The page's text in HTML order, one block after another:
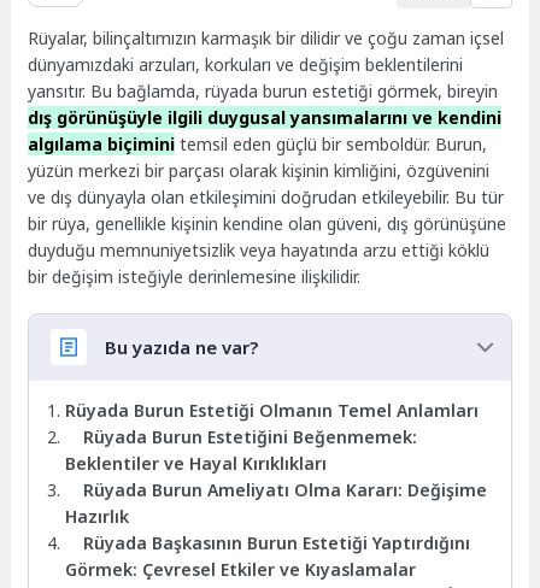
Rüyalar, bilinçaltımızın karmaşık bir dilidir ve çoğu zaman içsel
dünyamızdaki arzuları, korkuları ve değişim beklentilerini
yansıtır. Bu bağlamda, rüyada burun estetiği görmek, bireyin
dış görünüşüyle ilgili duygusal yansımalarını ve kendini
algılama biçimini temsil eden güçlü bir semboldür. Burun,
yüzün merkezi bir parçası olarak kişinin kimliğini, özgüvenini
ve dış dünyayla olan etkileşimini doğrudan etkileyebilir. Bu tür
bir rüya, genellikle kişinin kendine olan güveni, dış görünüşüne
duyduğu memnuniyetsizlik veya hayatında arzu ettiği köklü
bir değişim isteğiyle derinlemesine ilişkilidir.
Bu yazıda ne var?
Rüyada Burun Estetiği Olmanın Temel Anlamları
Rüyada Burun Estetiğini Beğenmemek:
Beklentiler ve Hayal Kırıklıkları
Rüyada Burun Ameliyatı Olma Kararı: Değişime
Hazırlık
Rüyada Başkasının Burun Estetiği Yaptırdığını
Görmek: Çevresel Etkiler ve Kıyaslamalar